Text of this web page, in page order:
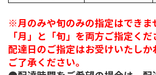
※月のみや旬のみの指定はできま
「月」と「旬」を両方ご指定くだ
配達日のご指定はお受けいたしか
ご了承ください。